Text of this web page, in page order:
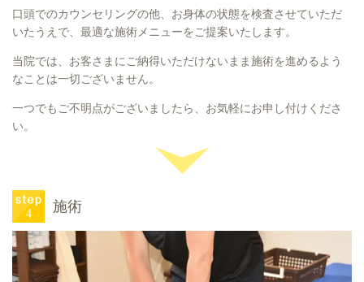
口頭でのカウンセリングの他、お身体の状態を検査させていただ
いたうえで、最適な施術メニューをご提案いたします。
当院では、お客さまにご納得いただけないまま施術を進めるよう
なことは一切ございません。
一つでもご不明点がございましたら、お気軽にお申し付けくださ
い。
施術